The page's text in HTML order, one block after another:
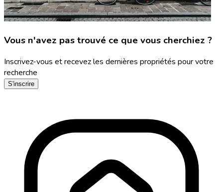
Vous n'avez pas trouvé ce que vous cherchiez ?
Inscrivez-vous et recevez les dernières propriétés pour votre
recherche
S'inscrire